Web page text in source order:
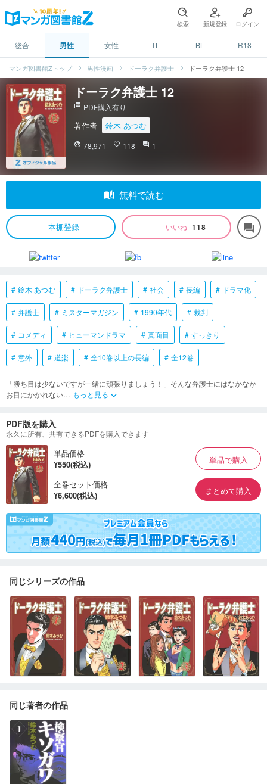
検索 新規登録 ログイン
総合 男性 女性 TL BL R18
マンガ図書館Zトップ 男性漫画 ドーラク弁護士 ドーラク弁護士 12
ドーラク弁護士 12
picture_as_pdf PDF購入有り
著作者 鈴木 あつむ
face 78,971 favorite_border 118 question_answer 1
auto_stories 無料で読む
本棚登録 いいね 118 forum
鈴木 あつむ ドーラク弁護士 社会 長編 ドラマ化
弁護士 ミスターマガジン 1990年代 裁判
コメディ ヒューマンドラマ 真面目 すっきり
意外 道楽 全10巻以上の長編 全12巻
「勝ち目は少ないですが一緒に頑張りましょう！」そんな弁護士にはなかなか
お目にかかれない… もっと見る keyboard_arrow_down
PDF版を購入
永久に所有、共有できるPDFを購入できます
単品価格
¥550(税込)
単品で購入
全巻セット価格
¥6,600(税込)
まとめて購入
同じシリーズの作品
同じ著者の作品